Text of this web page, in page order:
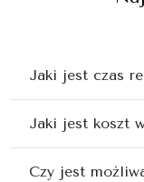
Jaki jest czas
Jaki jest koszt
Czy jest